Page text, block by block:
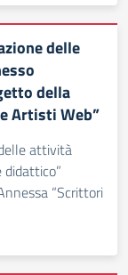
delle
della
Artisti Web”
attività
“Scrittori